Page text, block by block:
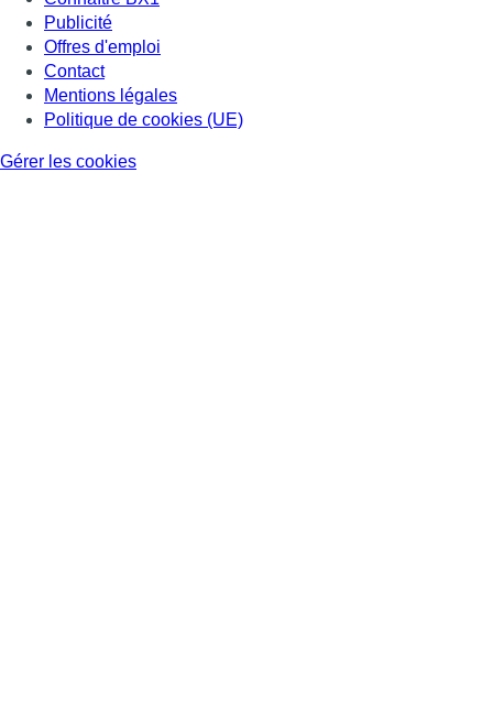
Publicité
Offres d'emploi
Contact
Mentions légales
Politique de cookies (UE)
Gérer les cookies